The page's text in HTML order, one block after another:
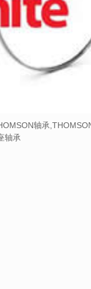
轴承
轴承